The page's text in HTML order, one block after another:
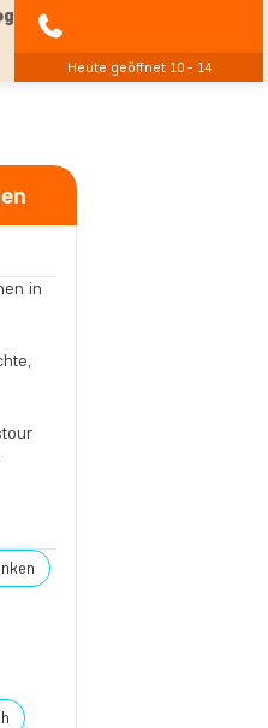
Heute geöffnet 10 - 14
in